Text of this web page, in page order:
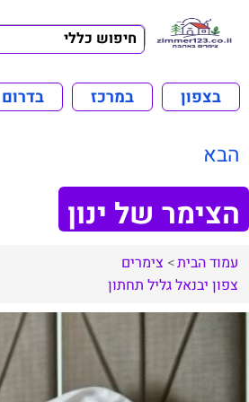
חיפוש כללי
בצפון במרכז בדרום
הבא
הצימר של ינון
עמוד הבית
צימרים
צפון יבנאלגליל תחתון